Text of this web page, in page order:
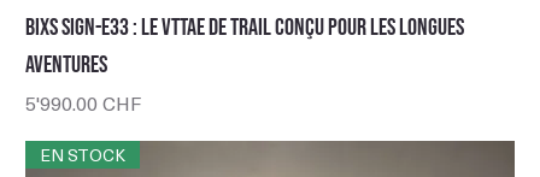
BIXS Sign-E33 : le VTTAE de trail conçu pour les longues
aventures
Prix
5'990.00 CHF
EN STOCK